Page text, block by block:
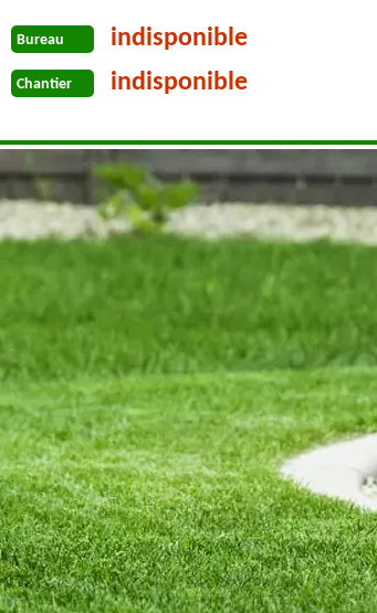
Bureau indisponible
Chantier indisponible